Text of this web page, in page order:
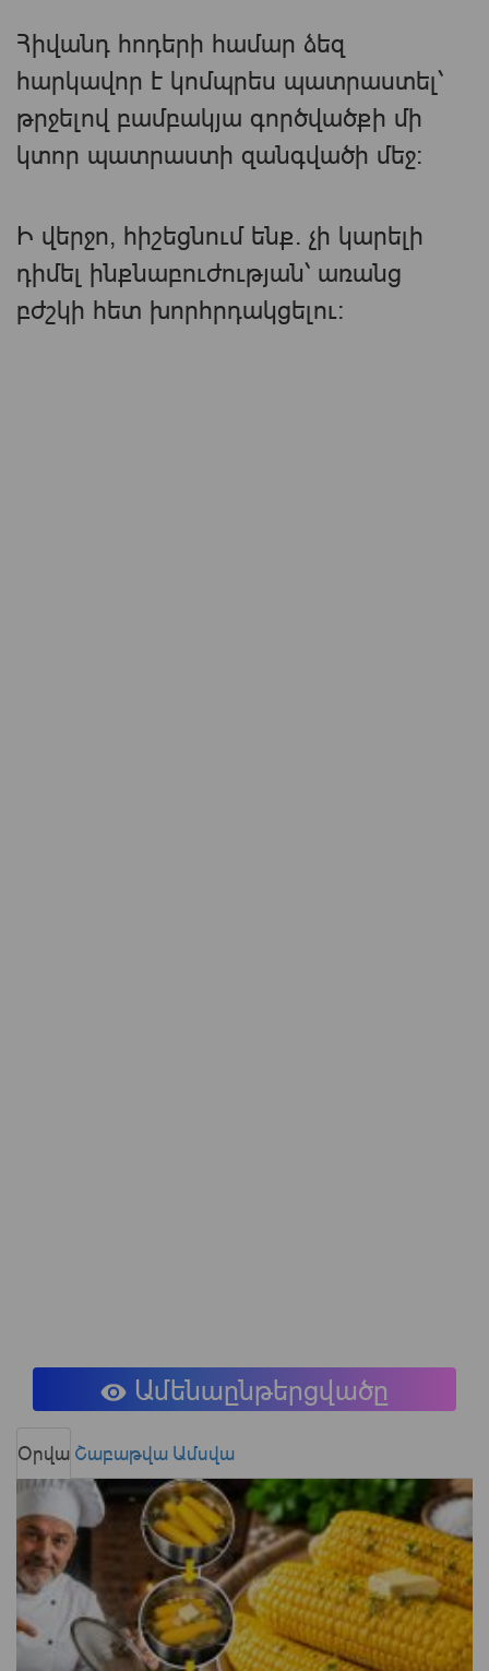
Հիվանդ հոդերի համար ձեզ
հարկավոր է կոմպրես պատրաստել՝
թրջելով բամբակյա գործվածքի մի
կտոր պատրաստի զանգվածի մեջ։
Ի վերջո, հիշեցնում ենք. չի կարելի
դիմել ինքնաբուժության՝ առանց
բժշկի հետ խորհրդակցելու։
Ամենաընթերցվածը
Օրվա Շաբաթվա Ամսվա